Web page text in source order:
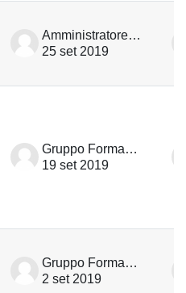
Amministratore Learning GARR
25 set 2019
Gruppo Formazione
19 set 2019
Gruppo Formazione
2 set 2019